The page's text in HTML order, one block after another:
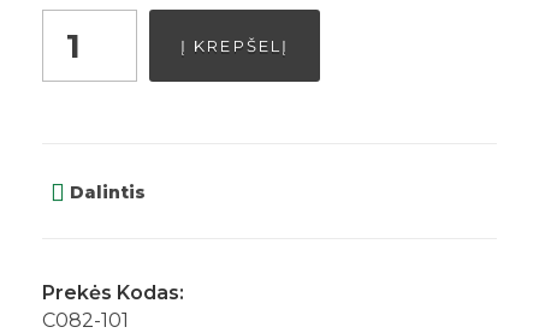
Į KREPŠELĮ
Dalintis
Prekės Kodas:
C082-101